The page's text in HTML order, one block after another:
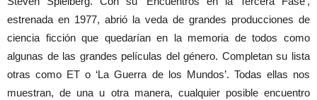
estrenada en 1977, abrió la veda de grandes producciones de
ciencia ficción que quedarían en la memoria de todos como
algunas de las grandes películas del género. Completan su lista
otras como ET o ‘La Guerra de los Mundos’. Todas ellas nos
muestran, de una u otra manera, cualquier posible encuentro